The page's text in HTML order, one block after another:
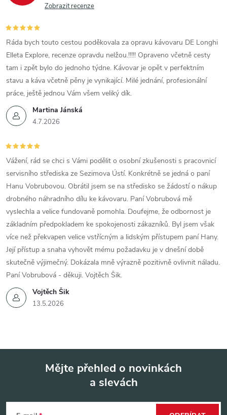
Zobrazit recenze
Martina Jánská
4.7.2026
Ráda bych touto cestou poděkovala za opravu kávovaru DE Longhi
Elleta Explore, recenze opravdu nelžou.!!!!! Opraveno včetně cesty
tam i zpět bylo do jednoho týdne. Kávovar je opět v perfektním
stavu a káva včetně pěny je vynikající. Milé jednání, profesionální
práce, ještě jednou Vám všem veliký dík.
Vojtěch Šik
13.5.2026
Vážení, rád se chci s Vámi podělit o osobní zkušenosti s pracovnicí
servisního střediska ze Sezimova Ústí. Konkrétně se jedná o paní
Hanu Vobrubovou. Obrátil jsem se na středisko se žádostí o nákup
drobného náhradního dílu ke kávovaru. Paní Vobrubová mě
vyslechla a velice fundovaně pomohla. Doufejme, že odbornost je
základním předpokladem ke spokojenosti zákazníků. Byl jsem však
více než překvapen velice vstřícným a lidským přístupem paní Hany.
Její přístup a snaha vyhovět mému požadavku je v dnešní době
skutečně výjimečný. Dokázala mně výrazně pozitivně ovlivnit náladu.
Paní Vobrubová - děkuji. Vojtěch Šik.
Mějte přehled o novinkách
a slevách